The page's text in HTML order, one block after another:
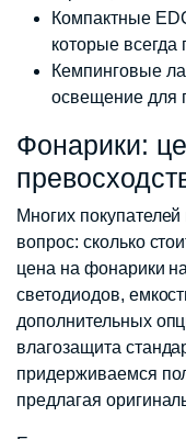
Компактные
которые всегда
Кемпинговые
освещение для
Фонарики:
Многих
вопрос: сколько
цена на фонарики
светодиодов,
дополнительных
влагозащита
придерживаемся
предлагая